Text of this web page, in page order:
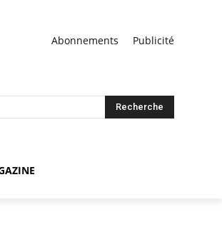
Abonnements Publicité
Recherche